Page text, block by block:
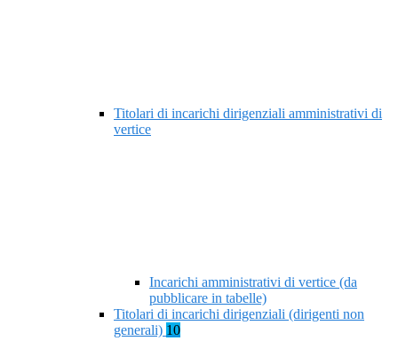
Titolari di incarichi dirigenziali amministrativi di
vertice
Incarichi amministrativi di vertice (da
pubblicare in tabelle)
Titolari di incarichi dirigenziali (dirigenti non
generali) 10